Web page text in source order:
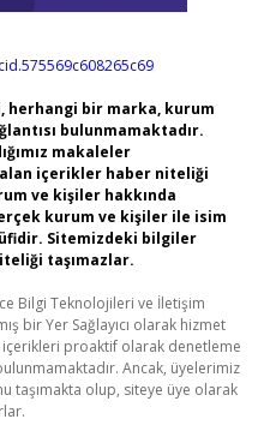
herhangi bir marka, kurum
bulunmamaktadır.
makaleler
içerikler haber niteliği
ve kişiler hakkında
kurum ve kişiler ile isim
Sitemizdeki bilgiler
taşımazlar.
Bilgi Teknolojileri ve İletişim
bir Yer Sağlayıcı olarak hizmet
proaktif olarak denetleme
Ancak, üyelerimiz
taşımakta olup, siteye üye olarak